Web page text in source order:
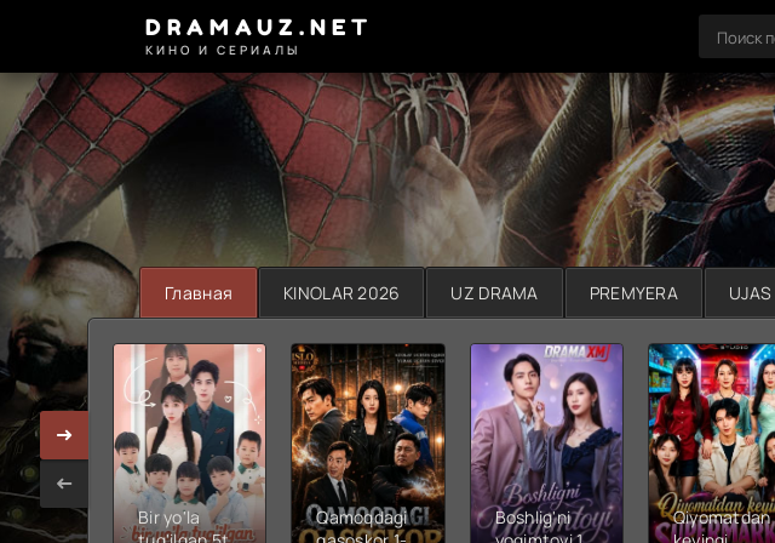
DRAMAUZ.NET
КИНО И СЕРИАЛЫ
Главная KINOLAR 2026 UZ DRAMA PREMYERA
Bir yo'la
Qamoqdagi
Boshlig'ni
Qiyomatdan